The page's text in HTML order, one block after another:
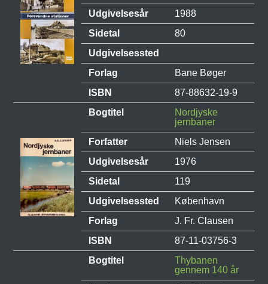
Udgivelsesår
1988
Sidetal
80
Udgivelsessted
Forlag
Bane Bøger
ISBN
87-88632-19-9
Bogtitel
Nordjyske
jernbaner
Forfatter
Niels Jensen
Udgivelsesår
1976
Sidetal
119
Udgivelsessted
København
Forlag
J. Fr. Clausen
ISBN
87-11-03756-3
Bogtitel
Thybanen
gennem 140 år